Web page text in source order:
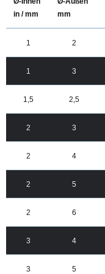
in / mm
mm
1 2
1 3
1,5 2,5
2 3
2 4
2 5
2 6
3 4
3 5